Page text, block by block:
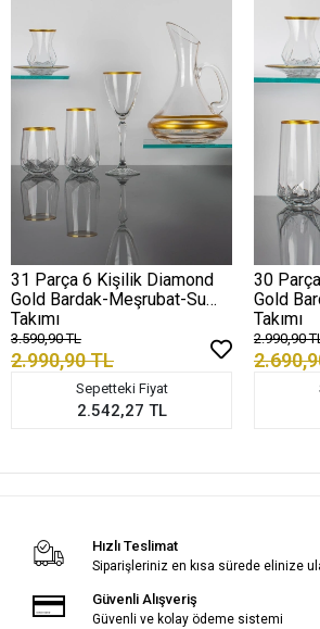
31 Parça 6 Kişilik Diamond
Gold Bardak-Meşrubat-Su
Takımı
3.590,90 TL
2.990,90 TL
Sepetteki Fiyat
2.542,27 TL
30
Gold
Takımı
2.990,90
Hızlı Teslimat
Siparişleriniz en kısa sürede elinize
Güvenli Alışveriş
Güvenli ve kolay ödeme sistemi